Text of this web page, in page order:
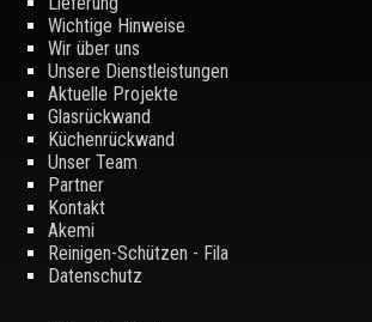
Wichtige Hinweise
Wir über uns
Unsere Dienstleistungen
Aktuelle Projekte
Glasrückwand
Küchenrückwand
Unser Team
Partner
Kontakt
Akemi
Reinigen-Schützen - Fila
Datenschutz